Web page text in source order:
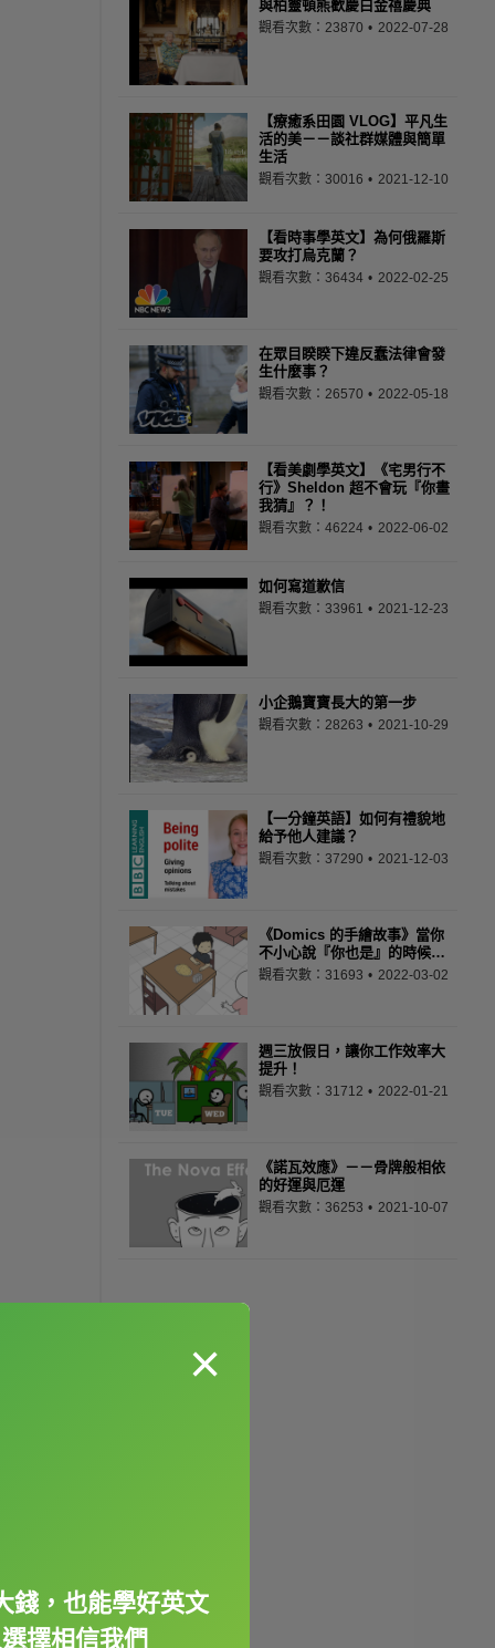
與柏靈頓熊歡慶白金禧慶典
觀看次數：23870 2022-07-28
【療癒系田園 VLOG】平凡生
活的美－－談社群媒體與簡單
生活
觀看次數：30016 2021-12-10
【看時事學英文】為何俄羅斯
要攻打烏克蘭？
觀看次數：36434 2022-02-25
在眾目睽睽下違反蠢法律會發
生什麼事？
觀看次數：26570 2022-05-18
【看美劇學英文】《宅男行不
行》Sheldon 超不會玩『你畫
我猜』？！
觀看次數：46224 2022-06-02
如何寫道歉信
觀看次數：33961 2021-12-23
小企鵝寶寶長大的第一步
觀看次數：28263 2021-10-29
【一分鐘英語】如何有禮貌地
給予他人建議？
觀看次數：37290 2021-12-03
《Domics 的手繪故事》當你
不小心說『你也是』的時候…
觀看次數：31693 2022-03-02
週三放假日，讓你工作效率大
提升！
觀看次數：31712 2022-01-21
《諾瓦效應》－－骨牌般相依
的好運與厄運
觀看次數：36253 2021-10-07
×
錢，也能學好英文
擇相信我們